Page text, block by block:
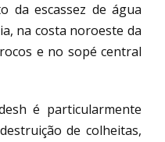
da escassez de água
na costa noroeste da
e no sopé central
é particularmente
de colheitas,